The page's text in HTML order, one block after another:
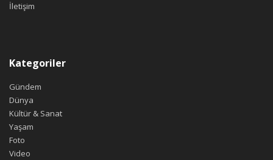
İletişim
Kategoriler
Gündem
Dünya
Kültür & Sanat
Yaşam
Foto
Video